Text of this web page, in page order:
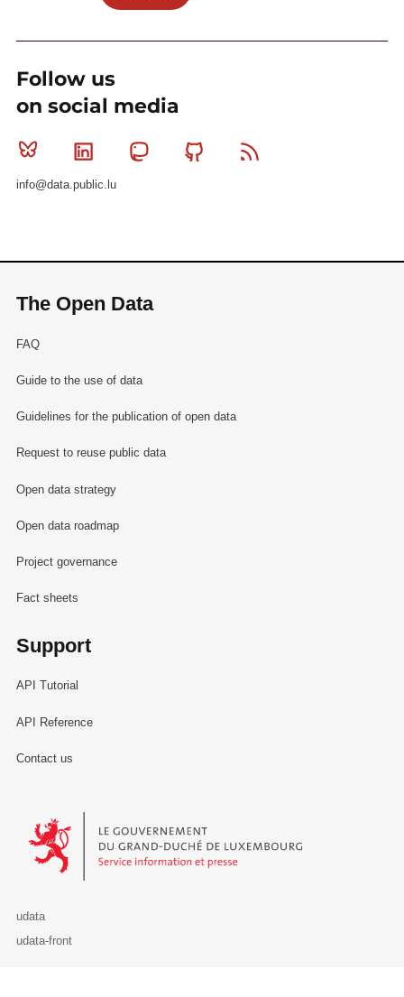
Follow us
on social media
Bluesky Linkedin MastodonGithub
info@data.public.lu
The Open Data
FAQ
Guide to the use of data
Guidelines for the publication of open data
Request to reuse public data
Open data strategy
Open data roadmap
Project governance
Fact sheets
Support
API Tutorial
API Reference
Contact us
Le Gouvernement du Grand-Duché de Luxembourg - Service
udata
udata-front